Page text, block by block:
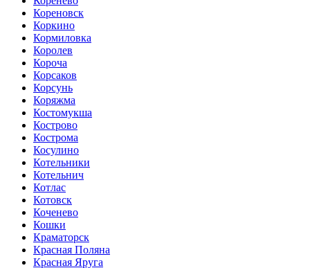
Кореновск
Коркино
Кормиловка
Королев
Короча
Корсаков
Корсунь
Коряжма
Костомукша
Кострово
Кострома
Косулино
Котельники
Котельнич
Котлас
Котовск
Коченево
Кошки
Краматорск
Красная Поляна
Красная Яруга